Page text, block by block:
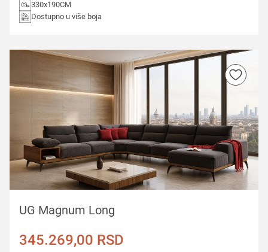
330x190CM
Dostupno u više boja
UG Magnum Long
345.269,00 RSD